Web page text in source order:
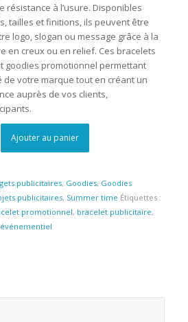
résistance à l’usure. Disponibles
tailles et finitions, ils peuvent être
logo, slogan ou message grâce à la
en creux ou en relief. Ces bracelets
goodies promotionnel permettant
de votre marque tout en créant un
auprès de vos clients,
Ajouter au panier
publicitaires, Goodies, Goodies
publicitaires, Summer time Étiquettes :
promotionnel, bracelet publicitaire,